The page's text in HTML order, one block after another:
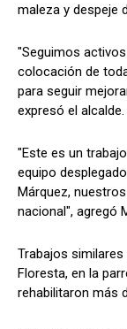
maleza y despeje
"Seguimos
colocación de
para seguir
expresó el alcalde.
"Este es un
equipo
Márquez,
nacional", agregó
Trabajos
Floresta, en la
rehabilitaron más